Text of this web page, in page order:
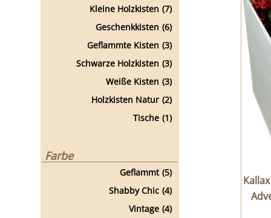
Kleine Holzkisten (7)
Geschenkkisten (6)
Geflammte Kisten (3)
Schwarze Holzkisten (3)
Weiße Kisten (3)
Holzkisten Natur (2)
Tische (1)
Farbe
Geflammt (5)
Shabby Chic (4)
Vintage (4)